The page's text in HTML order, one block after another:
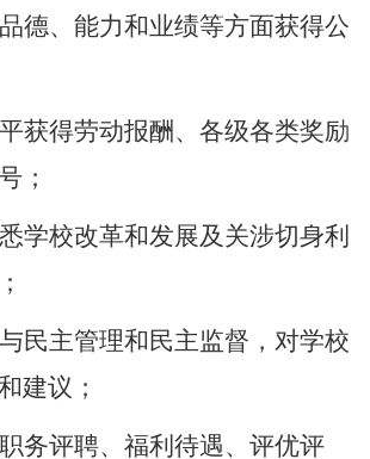
品德、能力和业绩等方面获得公
平获得劳动报酬、各级各类奖励
；
悉学校改革和发展及关涉切身利
与民主管理和民主监督，对学校
建议；
职务评聘、福利待遇、评优评